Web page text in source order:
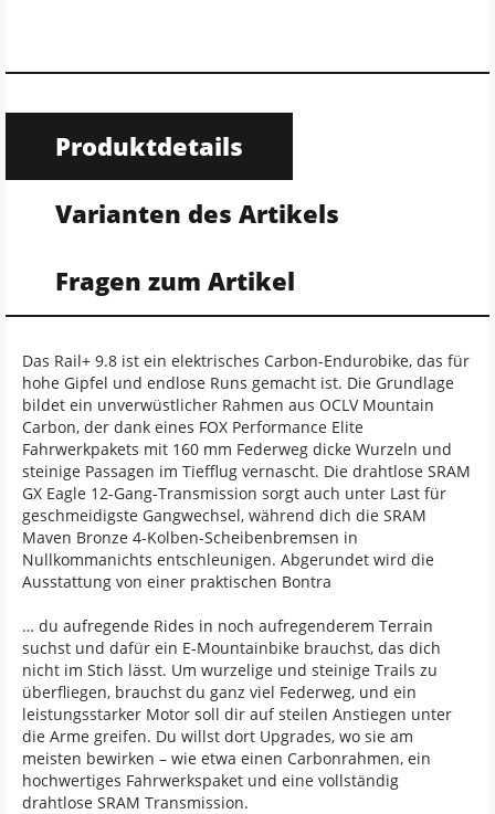
Produktdetails
Varianten des Artikels
Fragen zum Artikel
Das Rail+ 9.8 ist ein elektrisches Carbon-Endurobike, das für
hohe Gipfel und endlose Runs gemacht ist. Die Grundlage
bildet ein unverwüstlicher Rahmen aus OCLV Mountain
Carbon, der dank eines FOX Performance Elite
Fahrwerkpakets mit 160 mm Federweg dicke Wurzeln und
steinige Passagen im Tiefflug vernascht. Die drahtlose SRAM
GX Eagle 12-Gang-Transmission sorgt auch unter Last für
geschmeidigste Gangwechsel, während dich die SRAM
Maven Bronze 4-Kolben-Scheibenbremsen in
Nullkommanichts entschleunigen. Abgerundet wird die
Ausstattung von einer praktischen Bontra
… du aufregende Rides in noch aufregenderem Terrain
suchst und dafür ein E-Mountainbike brauchst, das dich
nicht im Stich lässt. Um wurzelige und steinige Trails zu
überfliegen, brauchst du ganz viel Federweg, und ein
leistungsstarker Motor soll dir auf steilen Anstiegen unter
die Arme greifen. Du willst dort Upgrades, wo sie am
meisten bewirken – wie etwa einen Carbonrahmen, ein
hochwertiges Fahrwerkspaket und eine vollständig
drahtlose SRAM Transmission.